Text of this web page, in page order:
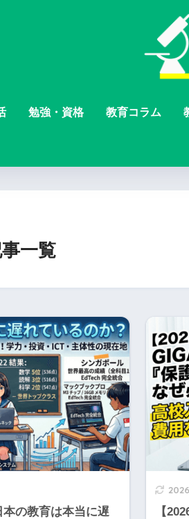
勉強・資格 教育コラム
事一覧
本の教育は本当に遅
【